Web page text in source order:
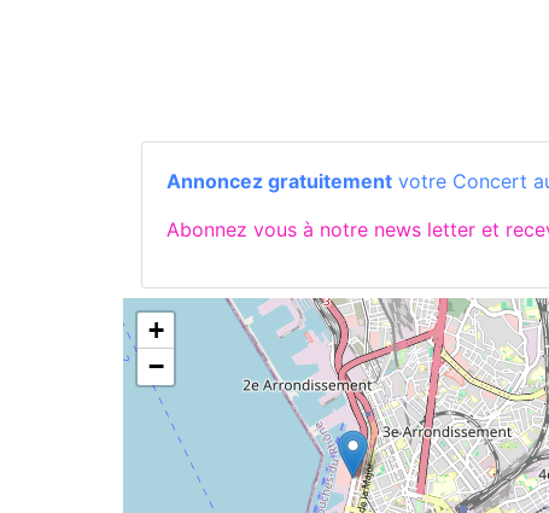
Annoncez gratuitement votre Concert
Abonnez vous à notre news letter et
+
−